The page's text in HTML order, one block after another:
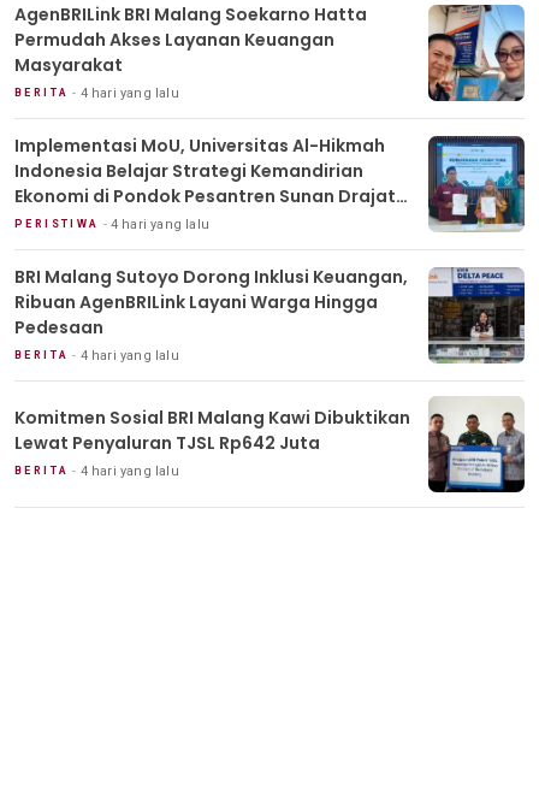
AgenBRILink BRI Malang Soekarno Hatta
Permudah Akses Layanan Keuangan
Masyarakat
BERITA 4 hari yang lalu
Implementasi MoU, Universitas Al-Hikmah
Indonesia Belajar Strategi Kemandirian
Ekonomi di Pondok Pesantren Sunan Drajat
Lamongan
PERISTIWA 4 hari yang lalu
BRI Malang Sutoyo Dorong Inklusi Keuangan,
Ribuan AgenBRILink Layani Warga Hingga
Pedesaan
BERITA 4 hari yang lalu
Komitmen Sosial BRI Malang Kawi Dibuktikan
Lewat Penyaluran TJSL Rp642 Juta
BERITA 4 hari yang lalu